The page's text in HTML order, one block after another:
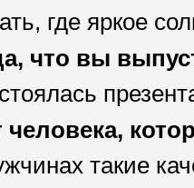
где яркое
что вы
человека,
такие